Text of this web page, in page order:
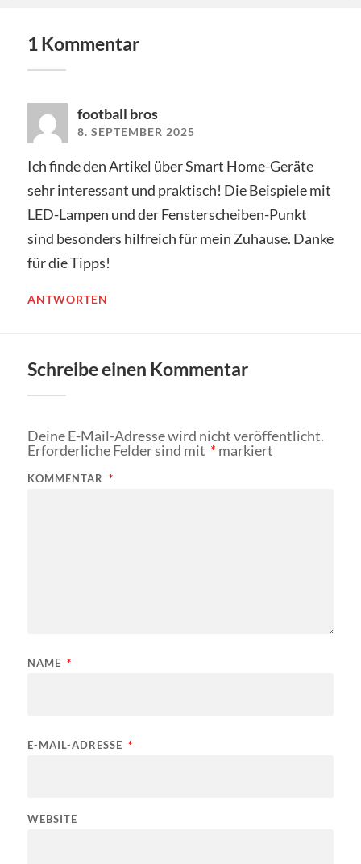
1 Kommentar
football bros
8. SEPTEMBER 2025
Ich finde den Artikel über Smart Home-Geräte
sehr interessant und praktisch! Die Beispiele mit
LED-Lampen und der Fensterscheiben-Punkt
sind besonders hilfreich für mein Zuhause. Danke
für die Tipps!
ANTWORTEN
Schreibe einen Kommentar
Deine E-Mail-Adresse wird nicht veröffentlicht.
Erforderliche Felder sind mit *markiert
KOMMENTAR *
NAME *
E-MAIL-ADRESSE *
WEBSITE